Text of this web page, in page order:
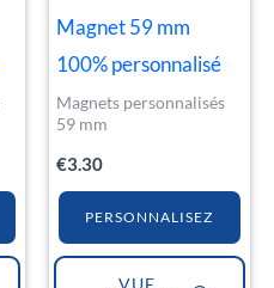
Magnet 59 mm
100% personnalisé
Magnets personnalisés
59 mm
€3.30
PERSONNALISEZ
VUE